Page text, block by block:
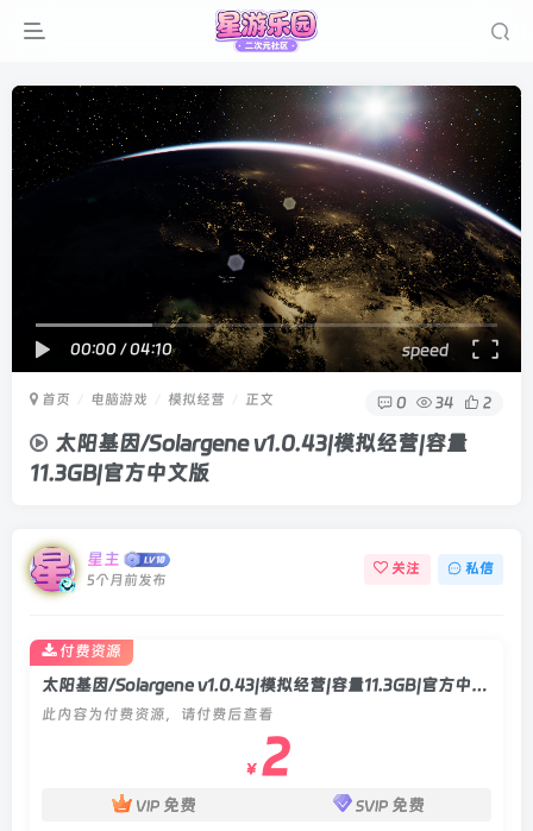
00:00 /04:10 speed
首页 电脑游戏 模拟经营 正文 0 34 2
太阳基因/Solargene v1.0.43|模拟经营|容量
11.3GB|官方中文版
星主
5个月前发布
关注 私信
太阳基因/Solargene v1.0.43|模拟经营|容量11.3GB|官方中文版
此内容为付费资源，请付费后查看
￥ 2
VIP 免费 SVIP 免费
付费资源